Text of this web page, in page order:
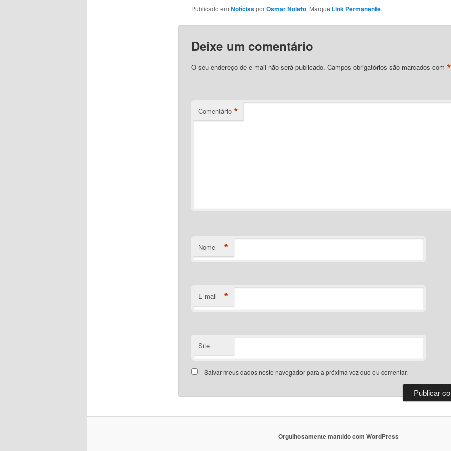
Publicado em NotíciasporOsmar Noleto. Marque Link Permanente.
Deixe um comentário
O seu endereço de e-mail não será publicado. Campos obrigatórios são marcados com *
Comentário *
Nome *
E-mail *
Site
Salvar meus dados neste navegador para a próxima vez que eu comentar.
Orgulhosamente mantido com WordPress